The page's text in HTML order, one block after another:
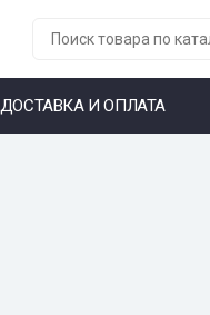
ДОСТАВКА И ОПЛАТА